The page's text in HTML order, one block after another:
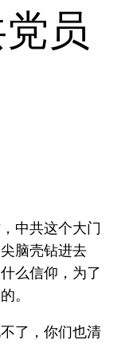
员
中共这个大门
脑壳钻进去
么信仰，为了
。
了，你们也清